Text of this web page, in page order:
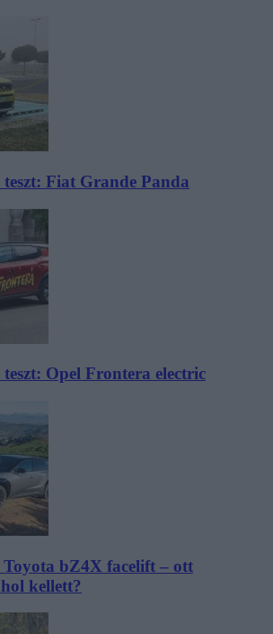
Fiat Grande Panda
Opel Frontera electric
bZ4X facelift – ott
kellett?